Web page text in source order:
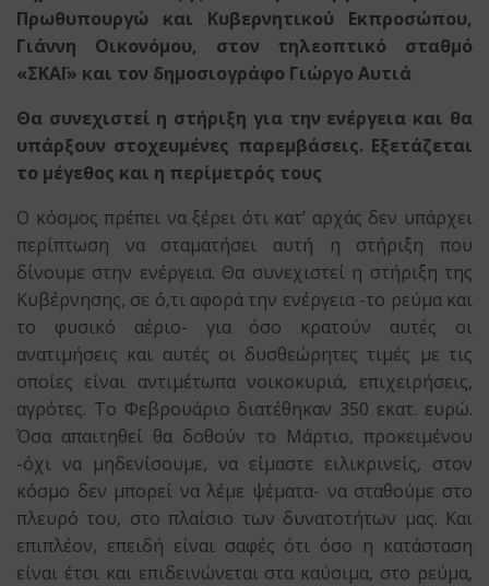
Πρωθυπουργώ και Κυβερνητικού Εκπροσώπου,
Γιάννη Οικονόμου, στον τηλεοπτικό σταθμό
«ΣΚΑΪ» και τον δημοσιογράφο Γιώργο Αυτιά
Θα συνεχιστεί η στήριξη για την ενέργεια και θα
υπάρξουν στοχευμένες παρεμβάσεις. Εξετάζεται
το μέγεθος και η περίμετρός τους
Ο κόσμος πρέπει να ξέρει ότι κατ’ αρχάς δεν υπάρχει
περίπτωση να σταματήσει αυτή η στήριξη που
δίνουμε στην ενέργεια. Θα συνεχιστεί η στήριξη της
Κυβέρνησης, σε ό,τι αφορά την ενέργεια -το ρεύμα και
το φυσικό αέριο- για όσο κρατούν αυτές οι
ανατιμήσεις και αυτές οι δυσθεώρητες τιμές με τις
οποίες είναι αντιμέτωπα νοικοκυριά, επιχειρήσεις,
αγρότες. Το Φεβρουάριο διατέθηκαν 350 εκατ. ευρώ.
Όσα απαιτηθεί θα δοθούν το Μάρτιο, προκειμένου
-όχι να μηδενίσουμε, να είμαστε ειλικρινείς, στον
κόσμο δεν μπορεί να λέμε ψέματα- να σταθούμε στο
πλευρό του, στο πλαίσιο των δυνατοτήτων μας. Και
επιπλέον, επειδή είναι σαφές ότι όσο η κατάσταση
είναι έτσι και επιδεινώνεται στα καύσιμα, στο ρεύμα,